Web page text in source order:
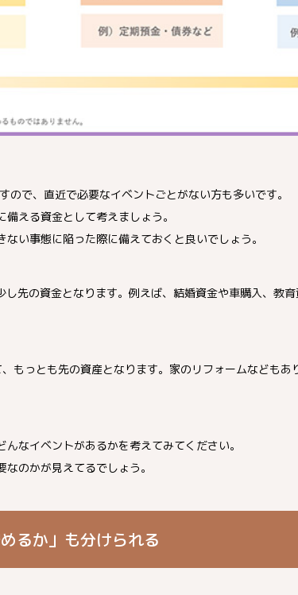
で、直近で必要なイベントごとがない方も多いです。
える資金として考えましょう。
い事態に陥った際に備えておくと良いでしょう。
先の資金となります。例えば、結婚資金や車購入、教
もっとも先の資産となります。家のリフォームなどもあ
なイベントがあるかを考えてみてください。
のかが見えてるでしょう。
るか」も分けられる